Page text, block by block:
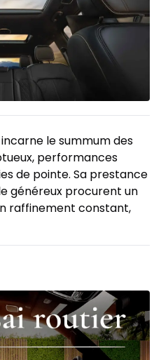
le summum des
performances
de pointe. Sa prestance
généreux procurent un
raffinement constant,